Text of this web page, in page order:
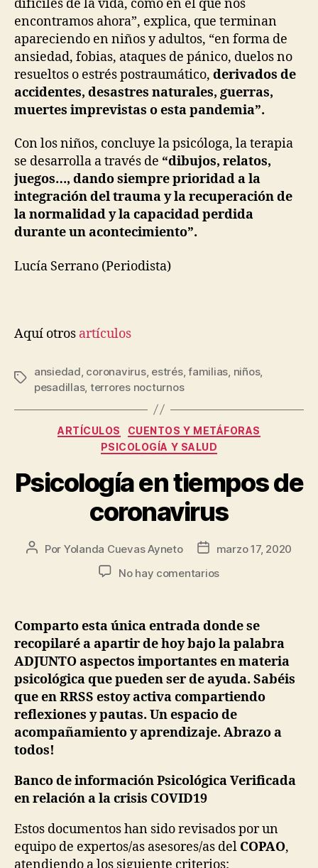
difíciles de la vida, como en el que nos
encontramos ahora”, explica, que terminan
apareciendo en niños y adultos, “en forma de
ansiedad, fobias, ataques de pánico, duelos no
resueltos o estrés postraumático, derivados de
accidentes, desastres naturales, guerras,
muertes imprevistas o esta pandemia”.
Con los niños, concluye la psicóloga, la terapia
se desarrolla a través de “dibujos, relatos,
juegos…, dando siempre prioridad a la
integración del trauma y la recuperación de
la normalidad y la capacidad perdida
durante un acontecimiento”.
Lucía Serrano (Periodista)
Aquí otros artículos
ansiedad, coronavirus, estrés,familias, niños,
pesadillas, terrores nocturnos
ARTÍCULOS
CUENTOS Y METÁFORAS
PSICOLOGÍA Y SALUD
Psicología en tiempos de
coronavirus
Por Yolanda Cuevas Ayneto
marzo 17, 2020
No hay comentarios
Comparto esta única entrada donde se
recopilaré a apartir de hoy bajo la palabra
ADJUNTO aspectos importantes en materia
psicológica que pueden ser de ayuda. Sabéis
que en RRSS estoy activa compartiendo
reflexiones y pautas. Un espacio de
acompañamiento y aprendizaje. Abrazo a
todos!
Banco de información Psicológica Verificada
en relación a la crisis COVID19
Estos documentos han sido revisados por un
equipo de expertos/as asesores/as del COPAO,